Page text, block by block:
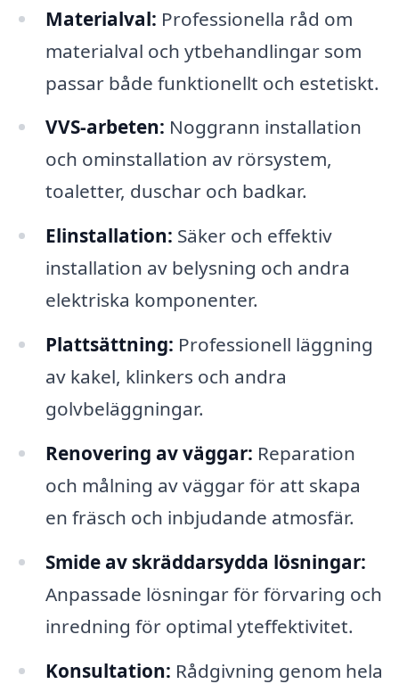
Materialval: Professionella råd om
materialval och ytbehandlingar som
passar både funktionellt och estetiskt.
VVS-arbeten: Noggrann installation
och ominstallation av rörsystem,
toaletter, duschar och badkar.
Elinstallation: Säker och effektiv
installation av belysning och andra
elektriska komponenter.
Plattsättning: Professionell läggning
av kakel, klinkers och andra
golvbeläggningar.
Renovering av väggar: Reparation
och målning av väggar för att skapa
en fräsch och inbjudande atmosfär.
Smide av skräddarsydda lösningar:
Anpassade lösningar för förvaring och
inredning för optimal yteffektivitet.
Konsultation: Rådgivning genom hela